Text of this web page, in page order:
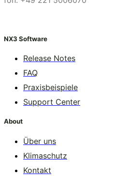
NX3 Software
Release Notes
FAQ
Praxisbeispiele
Support Center
About
Über uns
Klimaschutz
Kontakt